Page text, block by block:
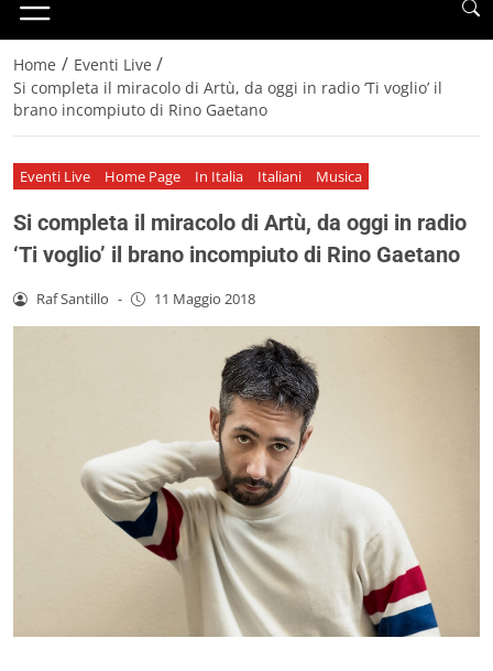
Home / Eventi Live /
Si completa il miracolo di Artù, da oggi in radio ‘Ti voglio’ il
brano incompiuto di Rino Gaetano
Eventi Live Home Page In Italia Italiani Musica
Si completa il miracolo di Artù, da oggi in radio
‘Ti voglio’ il brano incompiuto di Rino Gaetano
Raf Santillo - 11 Maggio 2018